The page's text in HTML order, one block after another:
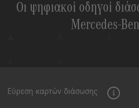
Οι ψηφιακοί οδηγοί
Mercedes-
Εύρεση καρτών διάσωσης